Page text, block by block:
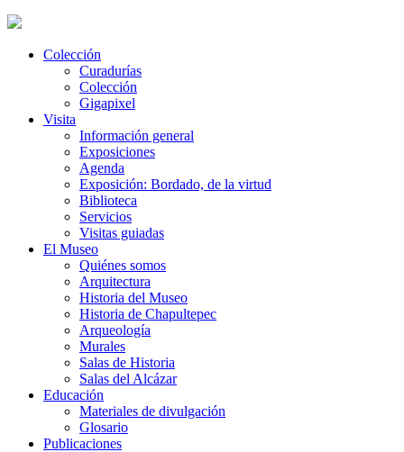
Colección
Curadurías
Colección
Gigapixel
Visita
Información general
Exposiciones
Agenda
Exposición: Bordado, de la virtud
Biblioteca
Servicios
Visitas guiadas
El Museo
Quiénes somos
Arquitectura
Historia del Museo
Historia de Chapultepec
Arqueología
Murales
Salas de Historia
Salas del Alcázar
Educación
Materiales de divulgación
Glosario
Publicaciones